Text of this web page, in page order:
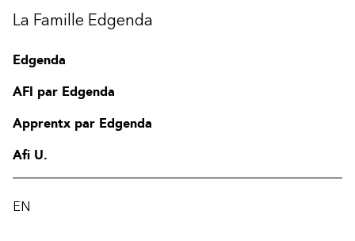
La Famille Edgenda
Edgenda
AFI par Edgenda
Apprentx par Edgenda
Afi U.
EN